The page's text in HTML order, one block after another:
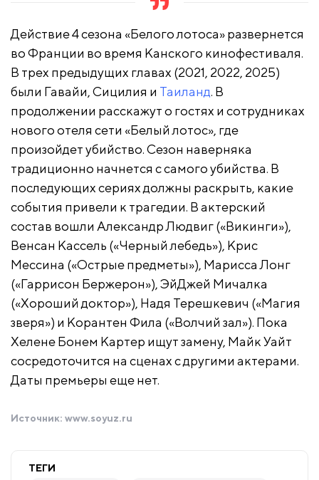
Действие 4 сезона «Белого лотоса» развернется
во Франции во время Канского кинофестиваля.
В трех предыдущих главах (2021, 2022, 2025)
были Гавайи, Сицилия и Таиланд. В
продолжении расскажут о гостях и сотрудниках
нового отеля сети «Белый лотос», где
произойдет убийство. Сезон наверняка
традиционно начнется с самого убийства. В
последующих сериях должны раскрыть, какие
события привели к трагедии. В актерский
состав вошли Александр Людвиг («Викинги»),
Венсан Кассель («Черный лебедь»), Крис
Мессина («Острые предметы»), Марисса Лонг
(«Гаррисон Бержерон»), ЭйДжей Мичалка
(«Хороший доктор»), Надя Терешкевич («Магия
зверя») и Корантен Фила («Волчий зал»). Пока
Хелене Бонем Картер ищут замену, Майк Уайт
сосредоточится на сценах с другими актерами.
Даты премьеры еще нет.
Источник: www.soyuz.ru
ТЕГИ